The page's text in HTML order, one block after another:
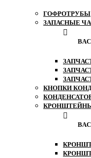
ГОФРОТРУБЫ
ЗАПАСНЫЕ
КНОПКИ